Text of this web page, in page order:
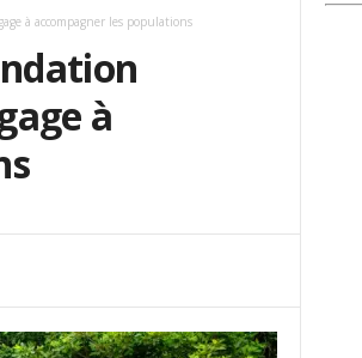
à accompagner les populations
à